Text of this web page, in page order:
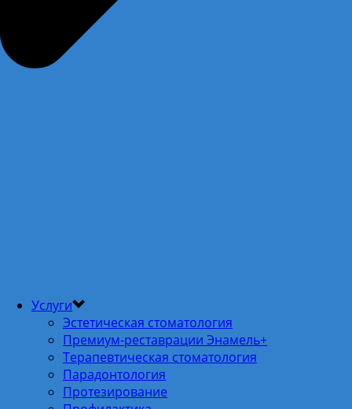
Услуги
Эстетическая стоматология
Премиум-реставрации Энамель+
Терапевтическая стоматология
Парадонтология
Протезирование